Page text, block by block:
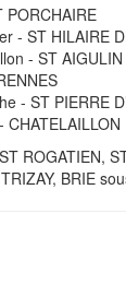
- ST HILAIRE
- ST AIGULIN
- ST PIERRE
ROGATIEN,
BRIE